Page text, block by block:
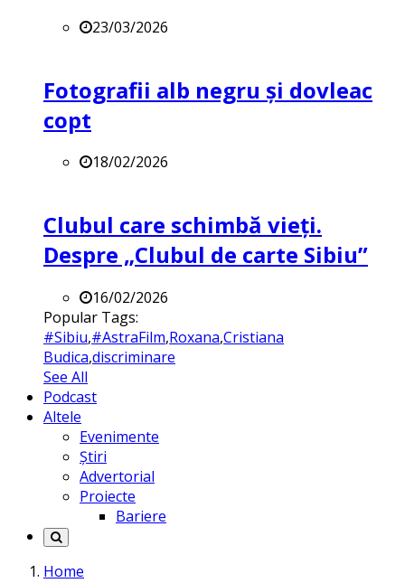
23/03/2026
Fotografii alb negru și dovleac
copt
18/02/2026
Clubul care schimbă vieți.
Despre „Clubul de carte Sibiu”
16/02/2026
Popular Tags:
#Sibiu,#AstraFilm,Roxana,Cristiana
Budica,discriminare
See All
Podcast
Altele
Evenimente
Știri
Advertorial
Proiecte
Bariere
Home